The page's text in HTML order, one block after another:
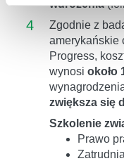
wdrożenia
4
Zgodnie z
amerykańskie
Progress,
wynosi około
zwiększa się
Szkolenie
Prawo